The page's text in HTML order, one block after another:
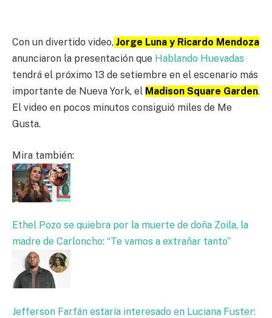
Con un divertido video, Jorge Luna y Ricardo Mendoza
anunciaron la presentación que Hablando Huevadas
tendrá el próximo 13 de setiembre en el escenario más
importante de Nueva York, el Madison Square Garden.
El video en pocos minutos consiguió miles de Me
Gusta.
Mira también:
Ethel Pozo se quiebra por la muerte de doña Zoila, la
madre de Carloncho: “Te vamos a extrañar tanto”
Jefferson Farfán estaría interesado en Luciana Fuster: